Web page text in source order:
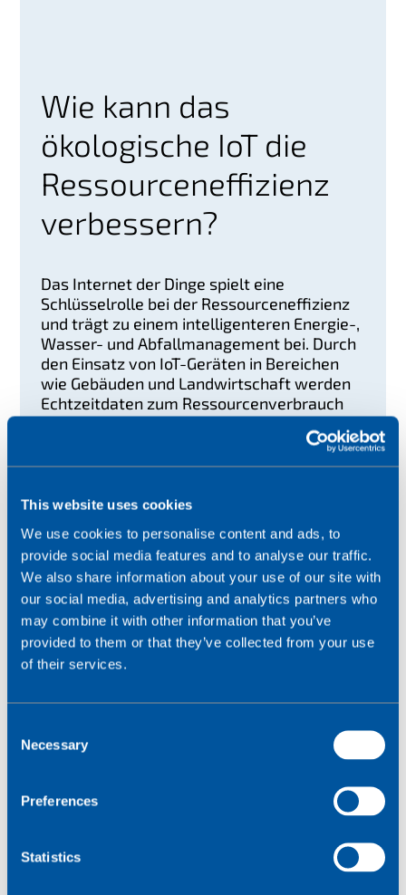
This website uses cookies
We use cookies to personalise content and ads, to
provide social media features and to analyse our traffic.
We also share information about your use of our site with
our social media, advertising and analytics partners who
may combine it with other information that you’ve
provided to them or that they’ve collected from your use
of their services.
Necessary
Preferences
Statistics
Wie kann das
ökologische IoT die
Ressourceneffizienz
verbessern?
Das Internet der Dinge spielt eine
Schlüsselrolle bei der Ressourceneffizienz
und trägt zu einem intelligenteren Energie-,
Wasser- und Abfallmanagement bei. Durch
den Einsatz von IoT-Geräten in Bereichen
wie Gebäuden und Landwirtschaft werden
Echtzeitdaten zum Ressourcenverbrauch
gesammelt und analysiert.
wodurch die Verschwendung verringert wird. In
der Wasserwirtschaft erkennen Sensoren Lecks
und optimieren die Bewässerung, wodurch
Wasser gespart wird. Das IoT verbessert auch
das Abfallmanagement, indem es den Füllstand
der Mülltonnen überwacht und die
Recyclingprozesse automatisiert.
sondern kommen auch der Umwelt zugute, da
und Abfälle minimiert werden. Insgesamt
unterstützt das IoT die Ziele der Nachhaltigkeit
und trägt dazu bei, einen widerstandsfähigeren
Planeten für künftige Generationen zu schaffen.